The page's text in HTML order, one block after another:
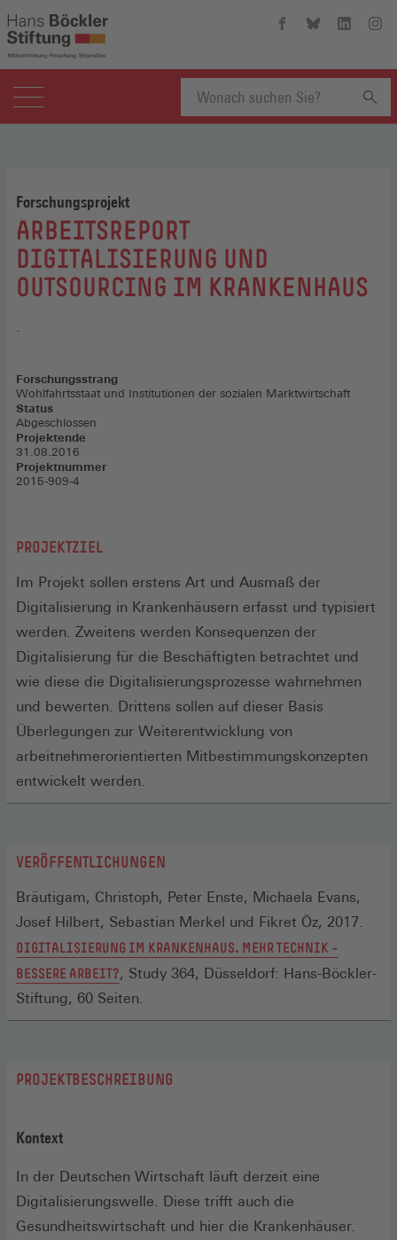
Hans-
Facebook
(Öffnet
Hans-
Bluesky
(Öffnet
Hans-
Linkedin
(Öffnet
Suchbegriff
Forschungsprojekt
:
ARBEITSREPORT
DIGITALISIERUNG UND
OUTSOURCING IM KRANKENHAUS
.
Forschungsstrang
Wohlfahrtsstaat und Institutionen der sozialen Marktwirtschaft
Status
Abgeschlossen
Projektende
31.08.2016
Projektnummer
2015-909-4
PROJEKTZIEL
Im Projekt sollen erstens Art und Ausmaß der
Digitalisierung in Krankenhäusern erfasst und typisiert
werden. Zweitens werden Konsequenzen der
Digitalisierung für die Beschäftigten betrachtet und
wie diese die Digitalisierungsprozesse wahrnehmen
und bewerten. Drittens sollen auf dieser Basis
Überlegungen zur Weiterentwicklung von
arbeitnehmerorientierten Mitbestimmungskonzepten
entwickelt werden.
VERÖFFENTLICHUNGEN
Bräutigam, Christoph, Peter Enste, Michaela Evans,
Josef Hilbert, Sebastian Merkel und Fikret Öz, 2017.
DIGITALISIERUNG IM KRANKENHAUS. MEHR TECHNIK –
BESSERE ARBEIT?(ÖFFNET
IN
EINEM
FENSTER)
, Study 364, Düsseldorf: Hans-Böckler-
Stiftung, 60 Seiten.
PROJEKTBESCHREIBUNG
Kontext
In der Deutschen Wirtschaft läuft derzeit eine
Digitalisierungswelle. Diese trifft auch die
Gesundheitswirtschaft und hier die Krankenhäuser.